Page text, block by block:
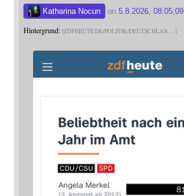
Katharina Nocun on 5.8.2026, 08:05:09
Hintergrund: ZDFHEUTE.DE/POLITIK/DEUTSCHLAN